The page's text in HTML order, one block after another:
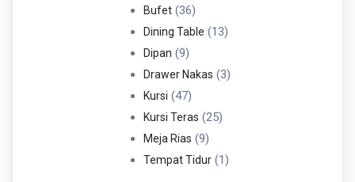
Bufet 3636
Produk
Dining Table 1313
Dipan 99
Produk
Drawer Nakas 33
Kursi 4747
Produk
Kursi Teras 2525
Meja Rias 99
Produk
Tempat Tidur 11